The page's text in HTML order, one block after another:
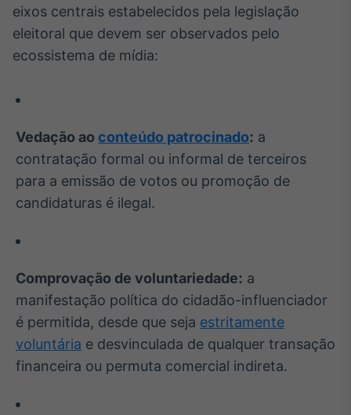
IA
Em breve
BroadFast
Em breve
Investimentos
Em breve
Tokenização
eixos centrais estabelecidos pela legislação
eleitoral que devem ser observados pelo
ecossistema de mídia:
Vedação ao conteúdo patrocinado: a
contratação formal ou informal de terceiros
para a emissão de votos ou promoção de
candidaturas é ilegal.
Comprovação de voluntariedade: a
manifestação política do cidadão-influenciador
é permitida, desde que seja estritamente
voluntária e desvinculada de qualquer transação
financeira ou permuta comercial indireta.